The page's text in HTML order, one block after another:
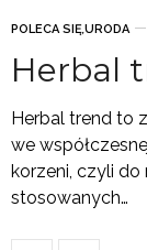
POLECA SIĘ,URODA
Herbal
Herbal trend to
we
korzeni, czyli do
stosowanych…